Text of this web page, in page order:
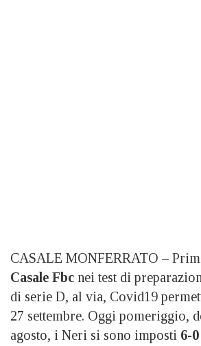
CASALE MONFERRATO –
Casale Fbc nei test di
di serie D, al via, Covid19
27 settembre. Oggi pomeriggio,
agosto, i Neri si sono imposti 6-0